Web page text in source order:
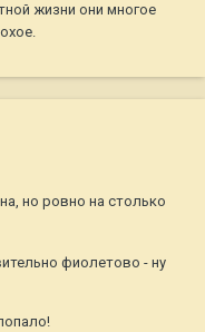
жизни они многое
но ровно на столько
фиолетово - ну